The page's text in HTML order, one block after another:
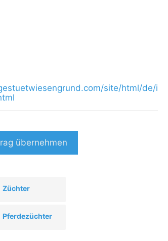
site/html/de/i
übernehmen
Züchter
Pferdezüchter